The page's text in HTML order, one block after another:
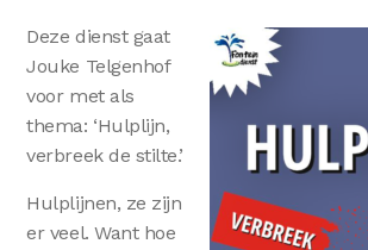
Deze dienst gaat
Jouke Telgenhof
voor met als
thema: ‘Hulplijn,
verbreek de stilte.’
Hulplijnen, ze zijn
er veel. Want hoe